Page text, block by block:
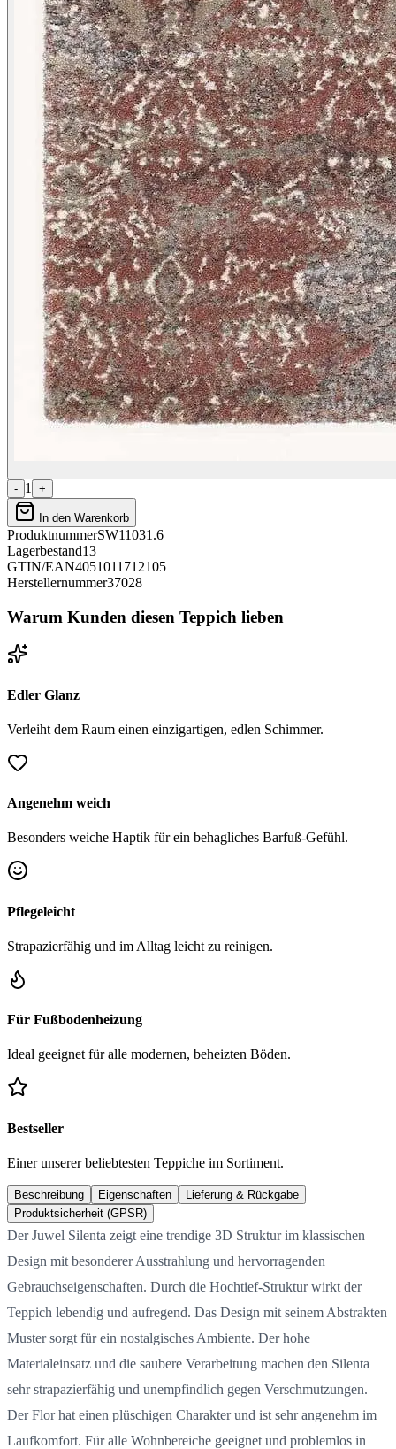
- 1 +
In den Warenkorb
ProduktnummerSW11031.6
Lagerbestand13
GTIN/EAN4051011712105
Herstellernummer37028
Warum Kunden diesen Teppich lieben
Edler Glanz
Verleiht dem Raum einen einzigartigen, edlen Schimmer.
Angenehm weich
Besonders weiche Haptik für ein behagliches Barfuß-Gefühl.
Pflegeleicht
Strapazierfähig und im Alltag leicht zu reinigen.
Für Fußbodenheizung
Ideal geeignet für alle modernen, beheizten Böden.
Bestseller
Einer unserer beliebtesten Teppiche im Sortiment.
Beschreibung Eigenschaften
Lieferung & Rückgabe
Produktsicherheit (GPSR)
Der Juwel Silenta zeigt eine trendige 3D Struktur im klassischen
Design mit besonderer Ausstrahlung und hervorragenden
Gebrauchseigenschaften. Durch die Hochtief-Struktur wirkt der
Teppich lebendig und aufregend. Das Design mit seinem Abstrakten
Muster sorgt für ein nostalgisches Ambiente. Der hohe
Materialeinsatz und die saubere Verarbeitung machen den Silenta
sehr strapazierfähig und unempfindlich gegen Verschmutzungen.
Der Flor hat einen plüschigen Charakter und ist sehr angenehm im
Laufkomfort. Für alle Wohnbereiche geeignet und problemlos in